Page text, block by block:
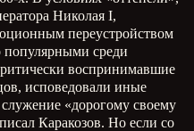
Николая I,
переустройством
популярными среди
воспринимавшие
исповедовали иные
«дорогому своему
Каракозов. Но если со